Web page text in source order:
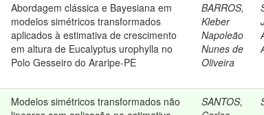
Abordagem clássica e Bayesiana em
modelos simétricos transformados
aplicados à estimativa de crescimento
em altura de Eucalyptus urophylla no
Polo Gesseiro do Araripe-PE
BARROS,
Kleber
Napoleão
Nunes de
Oliveira
Modelos simétricos transformados não
SANTOS,